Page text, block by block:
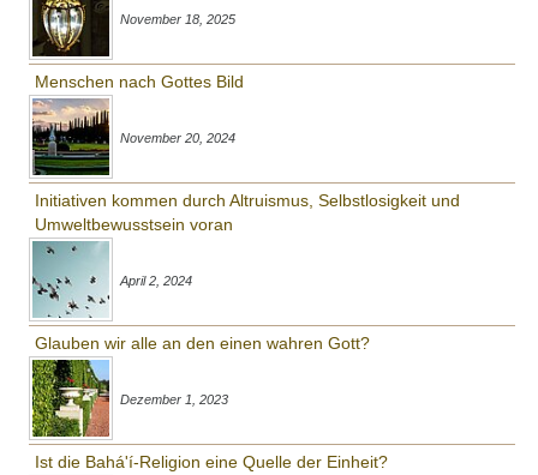
November 18, 2025
Menschen nach Gottes Bild
November 20, 2024
Initiativen kommen durch Altruismus, Selbstlosigkeit und
Umweltbewusstsein voran
April 2, 2024
Glauben wir alle an den einen wahren Gott?
Dezember 1, 2023
Ist die Bahá'í-Religion eine Quelle der Einheit?